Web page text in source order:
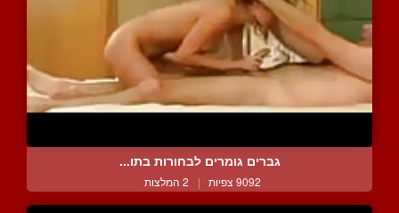
גברים גומרים לבחורות בתו...
9092 צפיות | 2 המלצות